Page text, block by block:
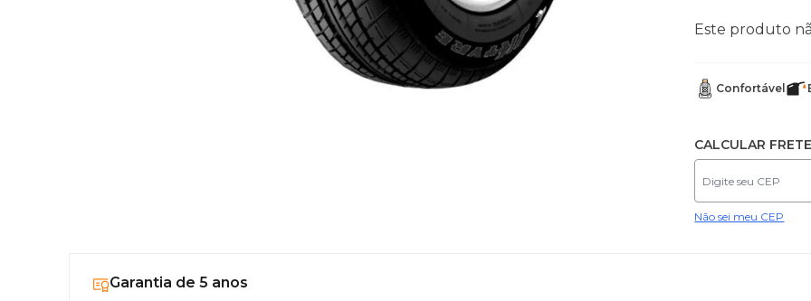
Este produto
Confortável
CALCULAR
Não sei meu CEP
Garantia de 5 anos